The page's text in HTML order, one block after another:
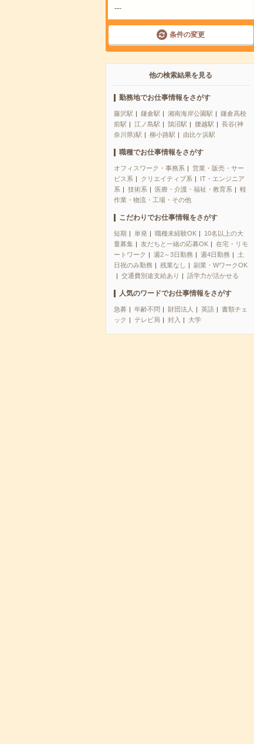
---
条件の変更
他の検索結果を見る
勤務地でお仕事情報をさがす
藤沢駅 鎌倉駅 湘南海岸公園駅
鎌倉高校
前駅
江ノ島駅 鵠沼駅 腰越駅
長谷(神
奈川県)駅
柳小路駅 由比ケ浜駅
職種でお仕事情報をさがす
オフィスワーク・事務系
営業・販売・サー
ビス系
クリエイティブ系
IT・エンジニア
系
技術系 医療・介護・福祉・教育系
軽
作業・物流・工場・その他
こだわりでお仕事情報をさがす
短期 単発 職種未経験OK
10名以上の大
量募集
友だちと一緒の応募OK
在宅・リモ
ートワーク
週2～3日勤務 週4日勤務
土
日祝のみ勤務
残業なし
副業・WワークOK
交通費別途支給あり
語学力が活かせる
人気のワードでお仕事情報をさがす
急募 年齢不問 財団法人 英語
書類チェ
ック
テレビ局 封入 大学